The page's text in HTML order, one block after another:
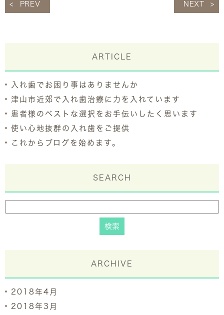
PREV NEXT
ARTICLE
入れ歯でお困り事はありませんか
津山市近郊で入れ歯治療に力を入れています
患者様のベストな選択をお手伝いしたく思います
使い心地抜群の入れ歯をご提供
これからブログを始めます。
SEARCH
ARCHIVE
2018年4月
2018年3月